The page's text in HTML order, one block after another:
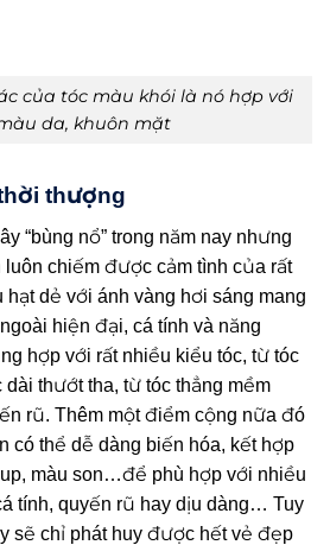
của tóc màu khói là nó hợp với
da, khuôn mặt
thượng
“bùng nổ” trong năm nay nhưng
luôn chiếm được cảm tình của rất
hạt dẻ với ánh vàng hơi sáng mang
hiện đại, cá tính và năng
hợp với rất nhiều kiểu tóc, từ tóc
thướt tha, từ tóc thẳng mềm
rũ. Thêm một điểm cộng nữa đó
có thể dễ dàng biến hóa, kết hợp
màu son…để phù hợp với nhiều
tính, quyến rũ hay dịu dàng… Tuy
sẽ chỉ phát huy được hết vẻ đẹp